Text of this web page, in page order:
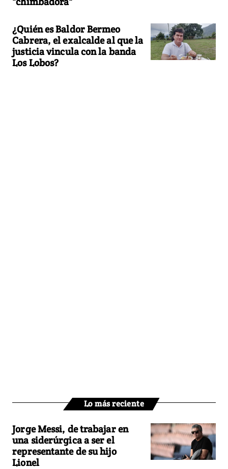
¿Quién es Baldor Bermeo
Cabrera, el exalcalde al que la
justicia vincula con la banda
Los Lobos?
Lo más reciente
Jorge Messi, de trabajar en
una siderúrgica a ser el
representante de su hijo
Lionel